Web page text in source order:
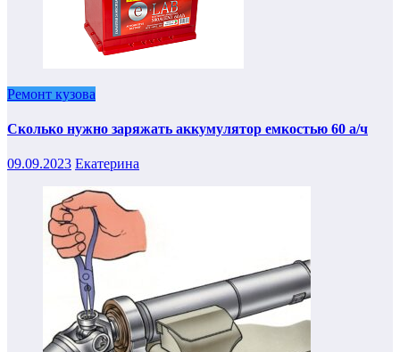
Ремонт кузова
Сколько нужно заряжать аккумулятор емкостью 60 а/ч
09.09.2023 Екатерина